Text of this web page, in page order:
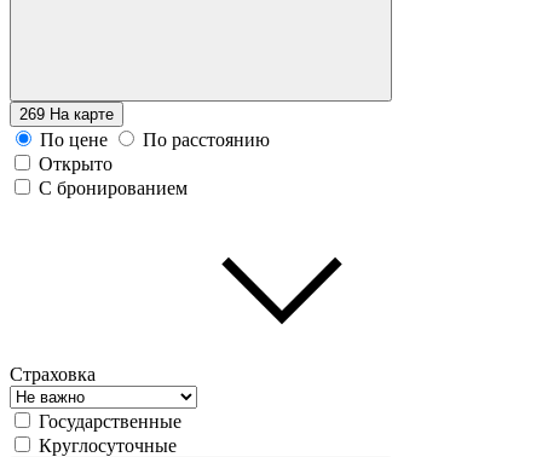
269 На карте
По цене
По расстоянию
Открыто
С бронированием
Страховка
Государственные
Круглосуточные